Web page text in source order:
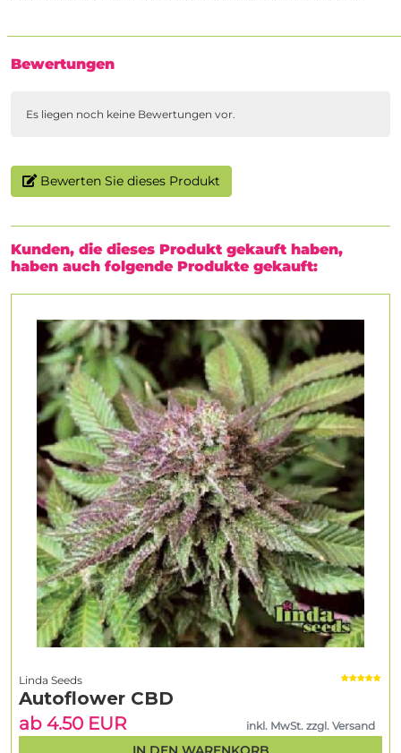
Bewertungen
Es liegen noch keine Bewertungen vor.
Bewerten Sie dieses Produkt
Kunden, die dieses Produkt gekauft haben,
haben auch folgende Produkte gekauft:
Linda Seeds
Autoflower CBD
ab 4.50 EUR
inkl. MwSt. zzgl. Versand